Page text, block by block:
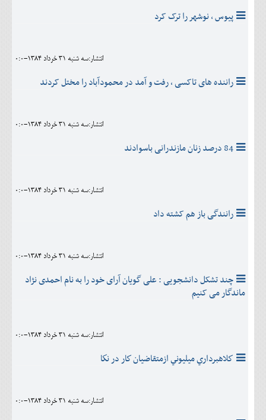
کلینیک
پیوس ، نوشهر را ترک کرد
انتشار:سه شنبه 31 خرداد 1384-0:0
راننده های تاکسی ، رفت و آمد در محمودآباد را مختل کردند
انتشار:سه شنبه 31 خرداد 1384-0:0
84 درصد زنان مازندرانی باسوادند
انتشار:سه شنبه 31 خرداد 1384-0:0
رانندگی باز هم کشته داد
انتشار:سه شنبه 31 خرداد 1384-0:0
چند تشکل دانشجویی : علی گویان آرای خود را به نام احمدی نژاد
ماندگار می کنیم
انتشار:سه شنبه 31 خرداد 1384-0:0
كلاهبرداري ميليوني ازمتقاضيان كار در نكا
انتشار:سه شنبه 31 خرداد 1384-0:0